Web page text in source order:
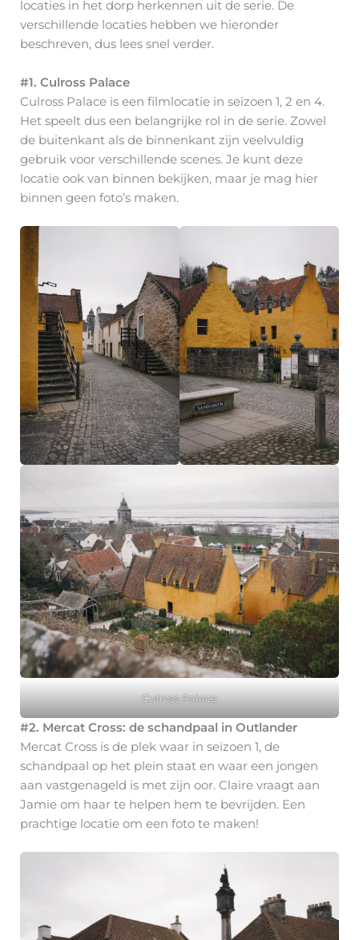
locaties in het dorp herkennen uit de serie. De
verschillende locaties hebben we hieronder
beschreven, dus lees snel verder.
#1. Culross Palace
Culross Palace is een filmlocatie in seizoen 1, 2 en 4.
Het speelt dus een belangrijke rol in de serie. Zowel
de buitenkant als de binnenkant zijn veelvuldig
gebruik voor verschillende scenes. Je kunt deze
locatie ook van binnen bekijken, maar je mag hier
binnen geen foto’s maken.
Culross Palace
#2. Mercat Cross: de schandpaal in Outlander
Mercat Cross is de plek waar in seizoen 1, de
schandpaal op het plein staat en waar een jongen
aan vastgenageld is met zijn oor. Claire vraagt aan
Jamie om haar te helpen hem te bevrijden. Een
prachtige locatie om een foto te maken!